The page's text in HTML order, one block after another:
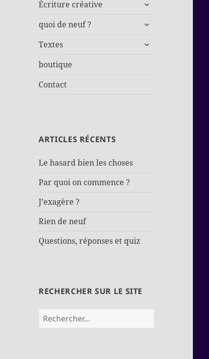
Écriture créative
sous-
quoi de neuf ?
ouvrir
sous-
Textes
ouvrir
boutique
Contact
ARTICLES RÉCENTS
Le hasard bien les choses
Par quoi on commence ?
J’exagère ?
Rien de neuf
Questions, réponses et quiz
RECHERCHER SUR LE SITE
Rechercher :